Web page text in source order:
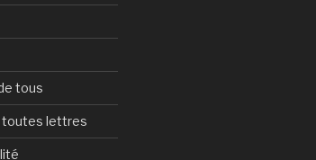
tous
toutes lettres